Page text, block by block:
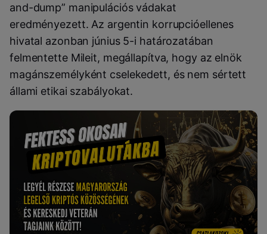
and-dump” manipulációs vádakat
eredményezett. Az argentin korrupcióellenes
hivatal azonban június 5-i határozatában
felmentette Mileit, megállapítva, hogy az elnök
magánszemélyként cselekedett, és nem sértett
állami etikai szabályokat.